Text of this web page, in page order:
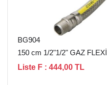
BG904
150 cm 1/2"1/2" GAZ
Liste F : 444,00 TL